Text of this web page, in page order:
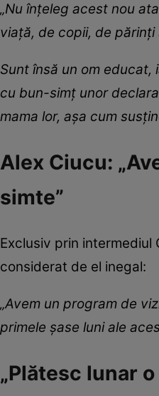
„Nu înțeleg acest nou
viață, de copii, de părinți
Sunt însă un om
cu bun-simț unor
mama lor, așa cum
Alex Ciucu:
simte”
Exclusiv prin intermediul
considerat de el inegal:
„Avem un program de
primele șase luni ale
„Plătesc lunar